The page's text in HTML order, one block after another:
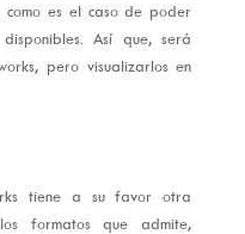
es el caso de poder
Así que, será
pero visualizarlos en
tiene a su favor otra
formatos que admite,